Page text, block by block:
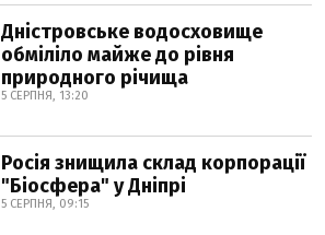
Дністровське водосховище
обміліло майже до рівня
природного річища
5 СЕРПНЯ, 13:20
Росія знищила склад корпорації
"Біосфера" у Дніпрі
5 СЕРПНЯ, 09:15